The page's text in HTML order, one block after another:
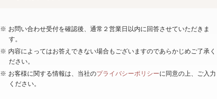
※ お問い合わせ受付を確認後、通常２営業日以内に回答させていただきま
す。
※ 内容によってはお答えできない場合もございますのであらかじめご了承く
ださい。
※ お客様に関する情報は、当社のプライバシーポリシーに同意の上、ご入力
ください。